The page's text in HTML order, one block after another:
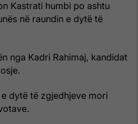
Kastrati humbi po ashtu
në raundin e dytë të
nga Kadri Rahimaj, kandidat
dytë të zgjedhjeve mori